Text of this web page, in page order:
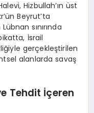
Hizbullah’ın üst
Beyrut’ta
sınırında
İsrail
gerçekleştirilen
alanlarda savaş
Tehdit İçeren